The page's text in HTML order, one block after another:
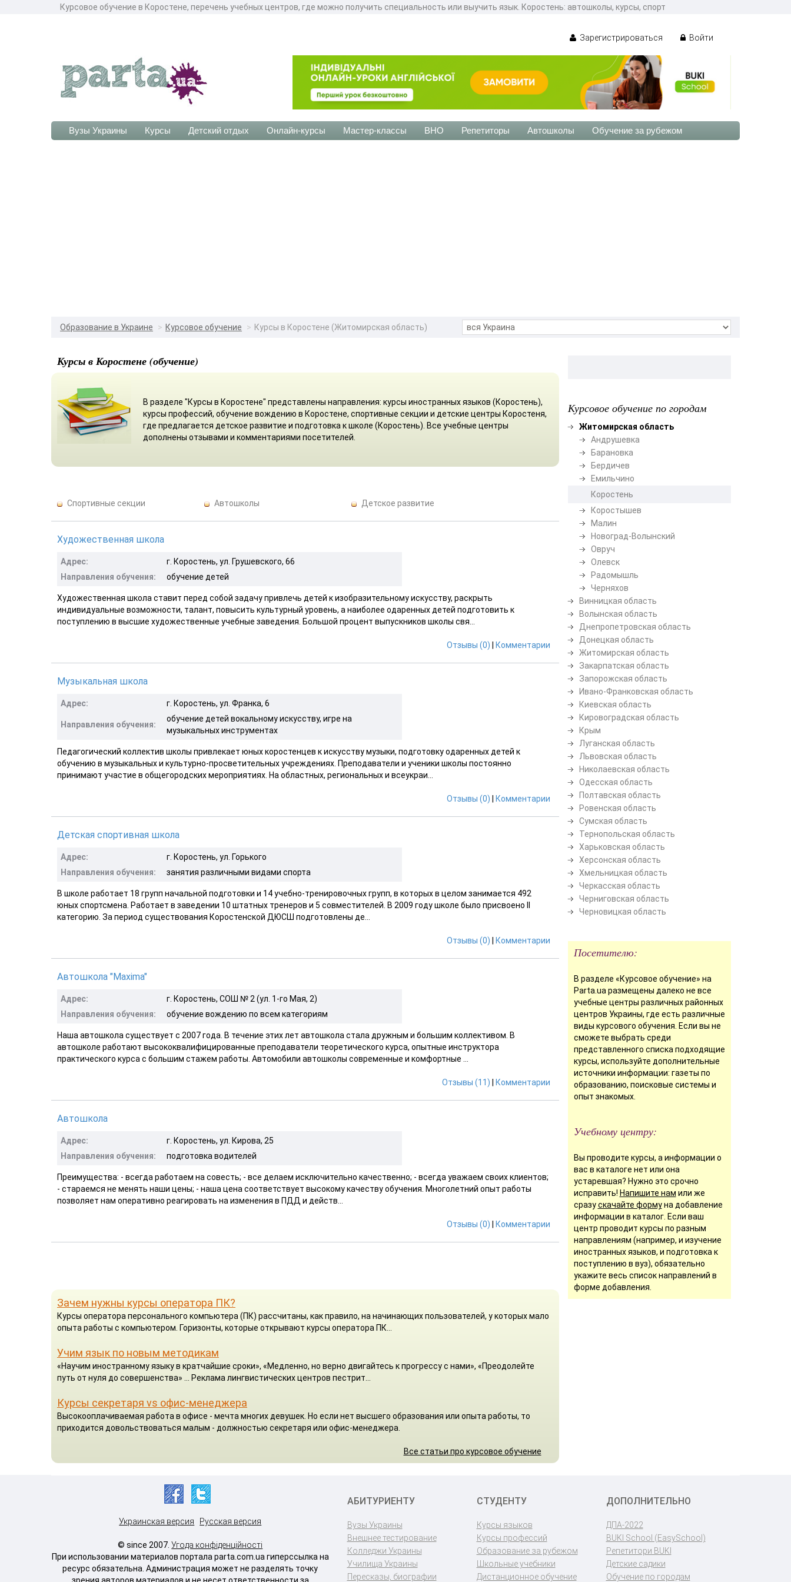
Курсовое обучение в Коростене, перечень учебных центров, где можно получить специальность или выучить язык. Коростень: автошколы, курсы, спорт
Зарегистрироваться Войти
Вузы Украины Курсы Детский отдых Онлайн-курсы Мастер-классы ВНО Репетиторы Автошколы Обучение за рубежом
Образование в Украине Курсовое обучение Курсы в Коростене (Житомирская область)
Курсы в Коростене (обучение)
В разделе "Курсы в Коростене" представлены направления: курсы иностранных языков (Коростень),
курсы профессий, обучение вождению в Коростене, спортивные секции и детские центры Коростеня,
где предлагается детское развитие и подготовка к школе (Коростень). Все учебные центры
дополнены отзывами и комментариями посетителей.
Спортивные секции Автошколы Детское развитие
Художественная школа
Адрес:
г. Коростень, ул. Грушевского, 66
Направления обучения:
обучение детей
Художественная школа ставит перед собой задачу привлечь детей к изобразительному искусству, раскрыть
индивидуальные возможности, талант, повысить культурный уровень, а наиболее одаренных детей подготовить к
поступлению в высшие художественные учебные заведения. Большой процент выпускников школы свя...
Отзывы (0) Комментарии
Музыкальная школа
Адрес: г. Коростень, ул. Франка, 6
Направления обучения:
обучение детей вокальному искусству, игре на
музыкальных инструментах
Педагогический коллектив школы привлекает юных коростенцев к искусству музыки, подготовку одаренных детей к
обучению в музыкальных и культурно-просветительных учреждениях. Преподаватели и ученики школы постоянно
принимают участие в общегородских мероприятиях. На областных, региональных и всеукраи...
Отзывы (0) Комментарии
Детская спортивная школа
Адрес:
г. Коростень, ул. Горького
Направления обучения:
занятия различными видами спорта
В школе работает 18 групп начальной подготовки и 14 учебно-тренировочных групп, в которых в целом занимается 492
юных спортсмена. Работает в заведении 10 штатных тренеров и 5 совместителей. В 2009 году школе было присвоено II
категорию. За период существования Коростенской ДЮСШ подготовлены де...
Отзывы (0) Комментарии
Автошкола "Maxima"
Адрес:
г. Коростень, СОШ № 2 (ул. 1-го Мая, 2)
Направления обучения:
обучение вождению по всем категориям
Наша автошкола существует с 2007 года. В течение этих лет автошкола стала дружным и большим коллективом. В
автошколе работают высококвалифицированные преподаватели теоретического курса, опытные инструктора
практического курса с большим стажем работы. Автомобили автошколы современные и комфортные ...
Отзывы (11) Комментарии
Автошкола
Адрес:
г. Коростень, ул. Кирова, 25
Направления обучения:
подготовка водителей
Преимущества: - всегда работаем на совесть; - все делаем исключительно качественно; - всегда уважаем своих клиентов;
- стараемся не менять наши цены; - наша цена соответствует высокому качеству обучения. Многолетний опыт работы
позволяет нам оперативно реагировать на изменения в ПДД и действ...
Отзывы (0) Комментарии
Зачем нужны курсы оператора ПК?
Курсы оператора персонального компьютера (ПК) рассчитаны, как правило, на начинающих пользователей, у которых мало
опыта работы с компьютером. Горизонты, которые открывают курсы оператора ПК...
Учим язык по новым методикам
«Научим иностранному языку в кратчайшие сроки», «Медленно, но верно двигайтесь к прогрессу с нами», «Преодолейте
путь от нуля до совершенства» ... Реклама лингвистических центров пестрит...
Курсы секретаря vs офис-менеджера
Высокооплачиваемая работа в офисе - мечта многих девушек. Но если нет высшего образования или опыта работы, то
приходится довольствоваться малым - должностью секретаря или офис-менеджера.
Все статьи про курсовое обучение
Курсовое обучение по городам
Житомирская область
Андрушевка
Барановка
Бердичев
Емильчино
Коростень
Коростышев
Малин
Новоград-Волынский
Овруч
Олевск
Радомышль
Черняхов
Винницкая область
Волынская область
Днепропетровская область
Донецкая область
Житомирская область
Закарпатская область
Запорожская область
Ивано-Франковская область
Киевская область
Кировоградская область
Крым
Луганская область
Львовская область
Николаевская область
Одесская область
Полтавская область
Ровенская область
Сумская область
Тернопольская область
Харьковская область
Херсонская область
Хмельницкая область
Черкасская область
Черниговская область
Черновицкая область
Посетителю:
В разделе «Курсовое обучение» на
Parta.ua размещены далеко не все
учебные центры различных районных
центров Украины, где есть различные
виды курсового обучения. Если вы не
сможете выбрать среди
представленного списка подходящие
курсы, используйте дополнительные
источники информации: газеты по
образованию, поисковые системы и
опыт знакомых.
Учебному центру:
Вы проводите курсы, а информации о
вас в каталоге нет или она
устаревшая? Нужно это срочно
исправить! Напишите нам или же
сразускачайте формуна добавление
информации в каталог. Если ваш
центр проводит курсы по разным
направлениям (например, и изучение
иностранных языков, и подготовка к
поступлению в вуз), обязательно
укажите весь список направлений в
форме добавления.
Украинская версия Русская версия
© since 2007.Угода конфіденційності
При использовании материалов портала parta.com.ua гиперссылка на
ресурс обязательна. Администрация может не разделять точку
АБИТУРИЕНТУ
Вузы Украины
Внешнее тестирование
Колледжи Украины
Училища Украины
Пересказы, биографии
СТУДЕНТУ
Курсы языков
Курсы профессий
Образование за рубежом
Школьные учебники
Дистанционное обучение
ДОПОЛНИТЕЛЬНО
ДПА-2022
BUKI School (EasySchool)
Репетитори BUKI
Детские садики
Обучение по городам